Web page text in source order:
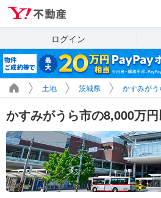
ログイン
土地 茨城県 かすみがう
かすみがうら市の8,000万